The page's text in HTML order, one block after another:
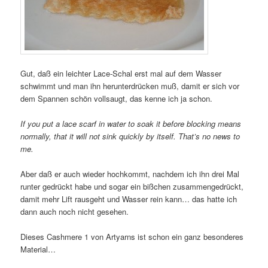
Gut, daß ein leichter Lace-Schal erst mal auf dem Wasser
schwimmt und man ihn herunterdrücken muß, damit er sich vor
dem Spannen schön vollsaugt, das kenne ich ja schon.
If you put a lace scarf in water to soak it before blocking means
normally, that it will not sink quickly by itself. That’s no news to
me.
Aber daß er auch wieder hochkommt, nachdem ich ihn drei Mal
runter gedrückt habe und sogar ein bißchen zusammengedrückt,
damit mehr Lift rausgeht und Wasser rein kann… das hatte ich
dann auch noch nicht gesehen.
Dieses Cashmere 1 von Artyarns ist schon ein ganz besonderes
Material…